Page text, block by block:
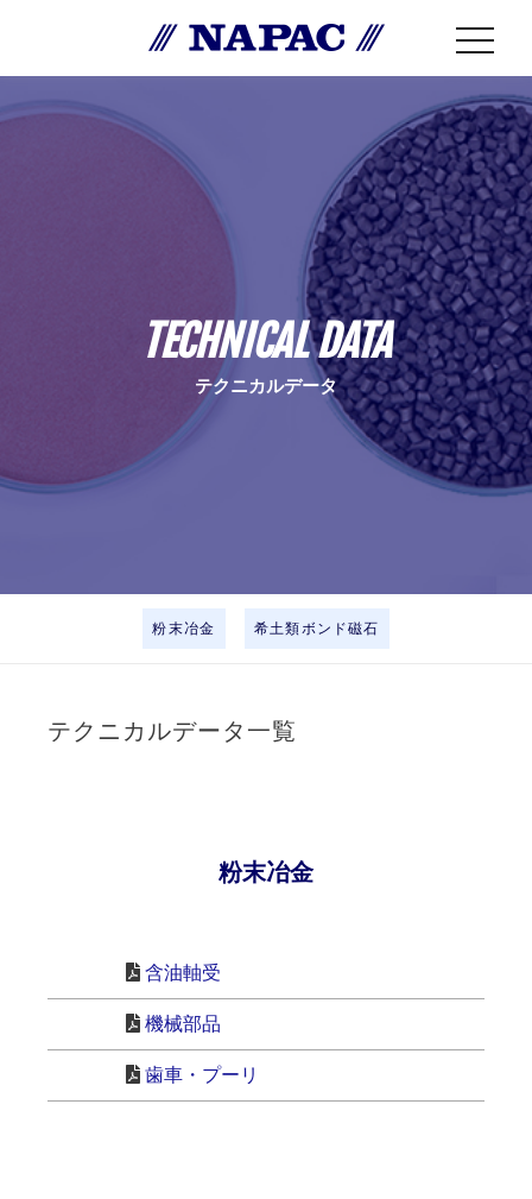
toggle
TECHNICAL DATA
テクニカルデータ
粉末冶金 希土類ボンド磁石
テクニカルデータ一覧
粉末冶金
含油軸受
機械部品
歯車・プーリ